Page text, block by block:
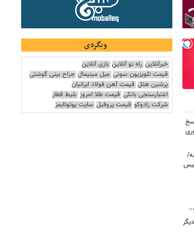
وبگردی
خبرآنلاین راه نو آنلاین بازی آنلاین
قیمت تلویزیون سونی مبل مینیمال جراح بینی گوشتی
پرشین هتل قیمت آهن فولاد ایرانیان
اعتبارسنجی بانکی قیمت طلا امروز بلیط قطار
شرکت رادوکو قیمت پروفیل سایت یوتوتایمز